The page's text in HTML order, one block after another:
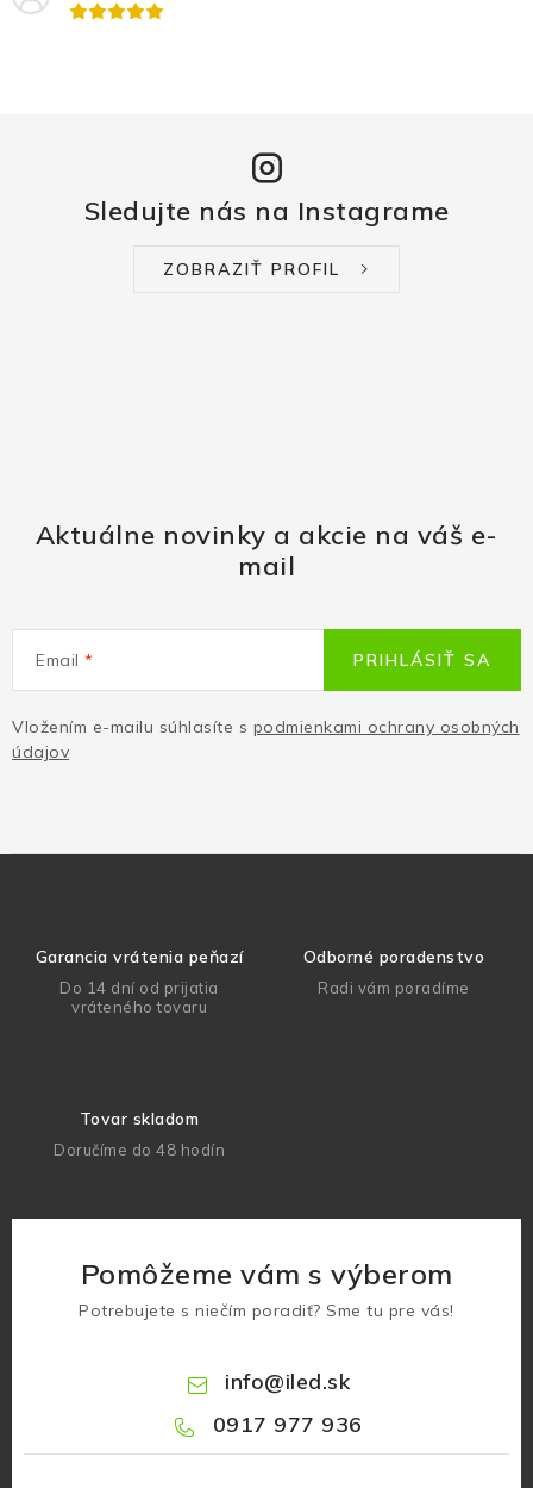
Sledujte nás na Instagrame
ZOBRAZIŤ PROFIL
Aktuálne novinky a akcie na váš e-
mail
Email
Vložením e-mailu súhlasíte s podmienkami ochrany osobných
údajov
PRIHLÁSIŤ SA
Garancia vrátenia peňazí
Do 14 dní od prijatia
vráteného tovaru
Odborné poradenstvo
Radi vám poradíme
Tovar skladom
Doručíme do 48 hodín
Pomôžeme vám s výberom
Potrebujete s niečím poradiť? Sme tu pre vás!
info@iled.sk
0917 977 936